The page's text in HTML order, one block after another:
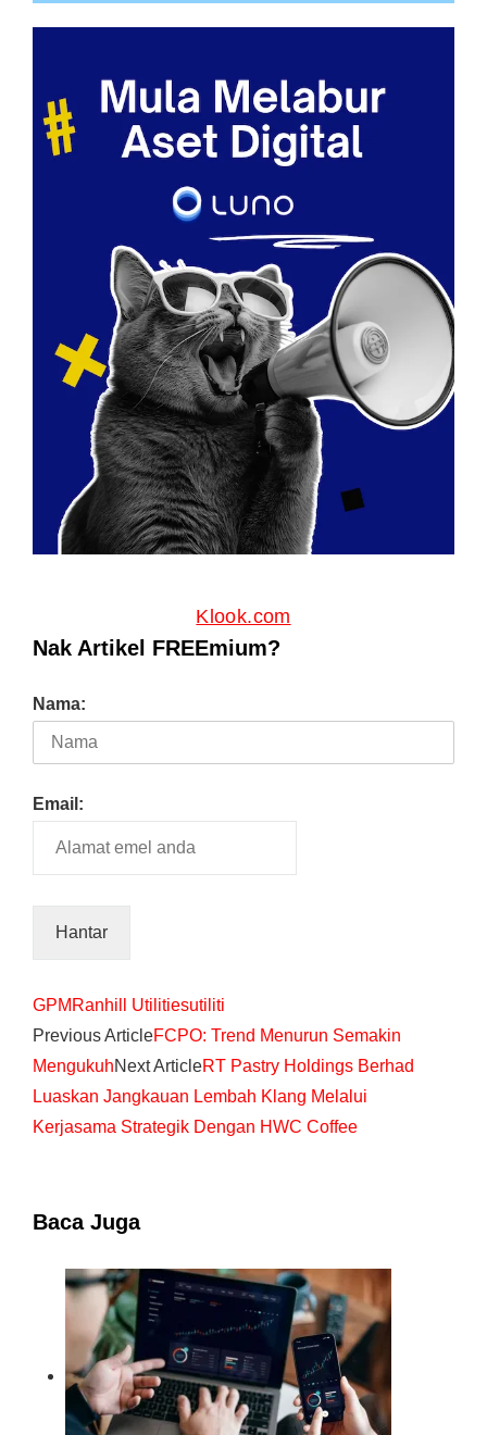
Klook.com
Nak Artikel FREEmium?
Nama:
Email:
GPM Ranhill Utilitiesutiliti
Previous ArticleFCPO: Trend Menurun Semakin
MengukuhNext ArticleRT Pastry Holdings Berhad
Luaskan Jangkauan Lembah Klang Melalui
Kerjasama Strategik Dengan HWC Coffee
Baca Juga